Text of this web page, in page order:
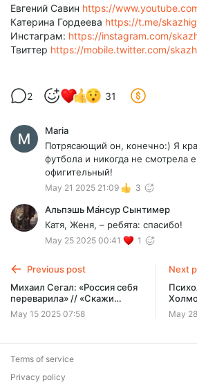
Евгений Савин https://
Катерина Гордеева https://t.me/
Инстаграм: https://instagram.com/
Твиттер https://mobile.twitter.com/
2 31
Maria
Потрясающий он, конечно:) Я
футбола и никогда не смотрела
офигительный!
May 21 2025 21:09 3
Альпэшь Ма́нсур Сынтимер
Катя, Женя, – ребята: спасибо!
May 25 2025 00:41 1
Previous post
Михаил Сегал: «Россия себя
переварила» // «Скажи
Гордеевой»
May 15 2025 07:58
Next
May
Terms of service
Privacy policy